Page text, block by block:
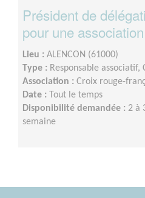
Président de
pour une
Lieu : ALENCON (61000)
Type : Responsable
Association : Croix rouge-
Date : Tout le temps
Disponibilité demandée : 2 à
semaine